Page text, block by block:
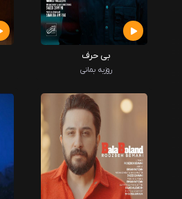
بی حرف
روزبه بمانی